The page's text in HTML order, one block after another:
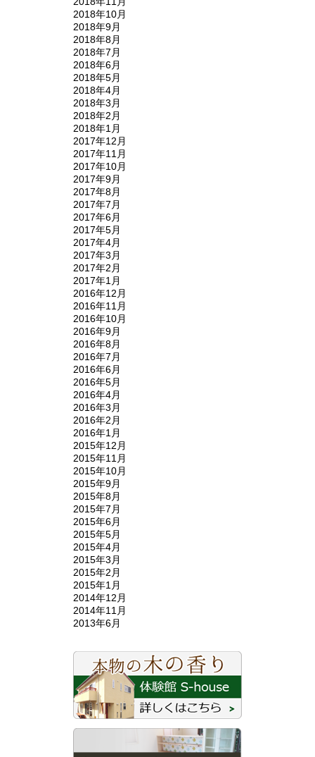
2018年10月
2018年9月
2018年8月
2018年7月
2018年6月
2018年5月
2018年4月
2018年3月
2018年2月
2018年1月
2017年12月
2017年11月
2017年10月
2017年9月
2017年8月
2017年7月
2017年6月
2017年5月
2017年4月
2017年3月
2017年2月
2017年1月
2016年12月
2016年11月
2016年10月
2016年9月
2016年8月
2016年7月
2016年6月
2016年5月
2016年4月
2016年3月
2016年2月
2016年1月
2015年12月
2015年11月
2015年10月
2015年9月
2015年8月
2015年7月
2015年6月
2015年5月
2015年4月
2015年3月
2015年2月
2015年1月
2014年12月
2014年11月
2013年6月